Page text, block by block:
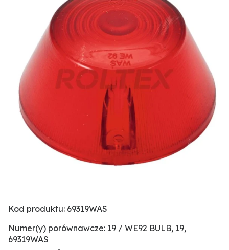
Kod produktu: 69319WAS
Numer(y) porównawcze: 19 / WE92 BULB, 19,
69319WAS